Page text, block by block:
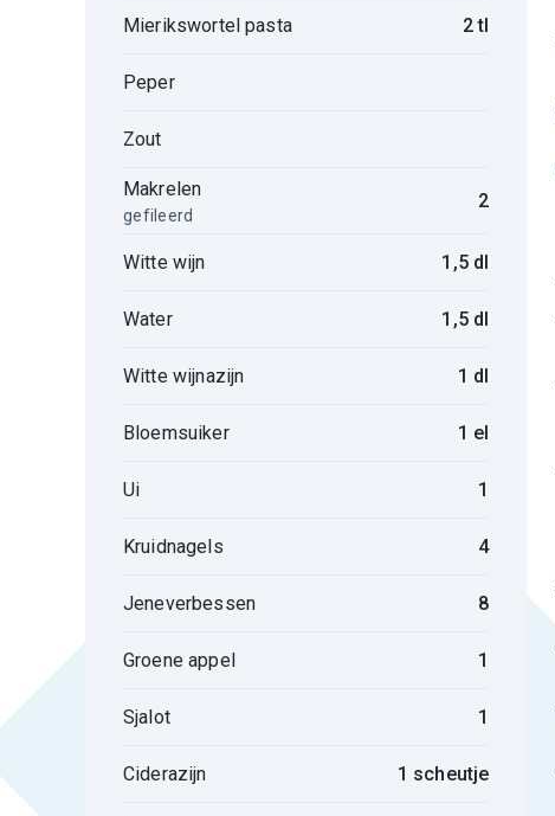
Mierikswortel pasta 2 tl
Peper
Zout
Makrelen
gefileerd
2
Witte wijn 1,5 dl
Water 1,5 dl
Witte wijnazijn 1 dl
Bloemsuiker 1 el
Ui 1
Kruidnagels 4
Jeneverbessen 8
Groene appel 1
Sjalot 1
Ciderazijn 1 scheutje